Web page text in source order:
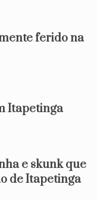
ferido na
Itapetinga
e skunk que
de Itapetinga